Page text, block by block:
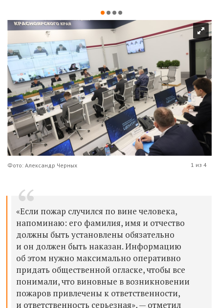
Фото: Александр Черных 1 из 4
«Если пожар случился по вине человека,
напоминаю: его фамилия, имя и отчество
должны быть установлены обязательно
и он должен быть наказан. Информацию
об этом нужно максимально оперативно
придать общественной огласке, чтобы все
понимали, что виновные в возникновении
пожаров привлечены к ответственности,
и ответственность серьезная», — отметил